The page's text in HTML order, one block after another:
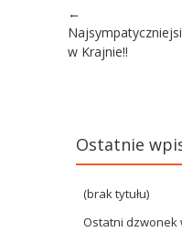
Post
←
Najsympatyczniejsi
w Krajnie!!
Ostatnie
(brak tytułu)
Ostatni dzwonek